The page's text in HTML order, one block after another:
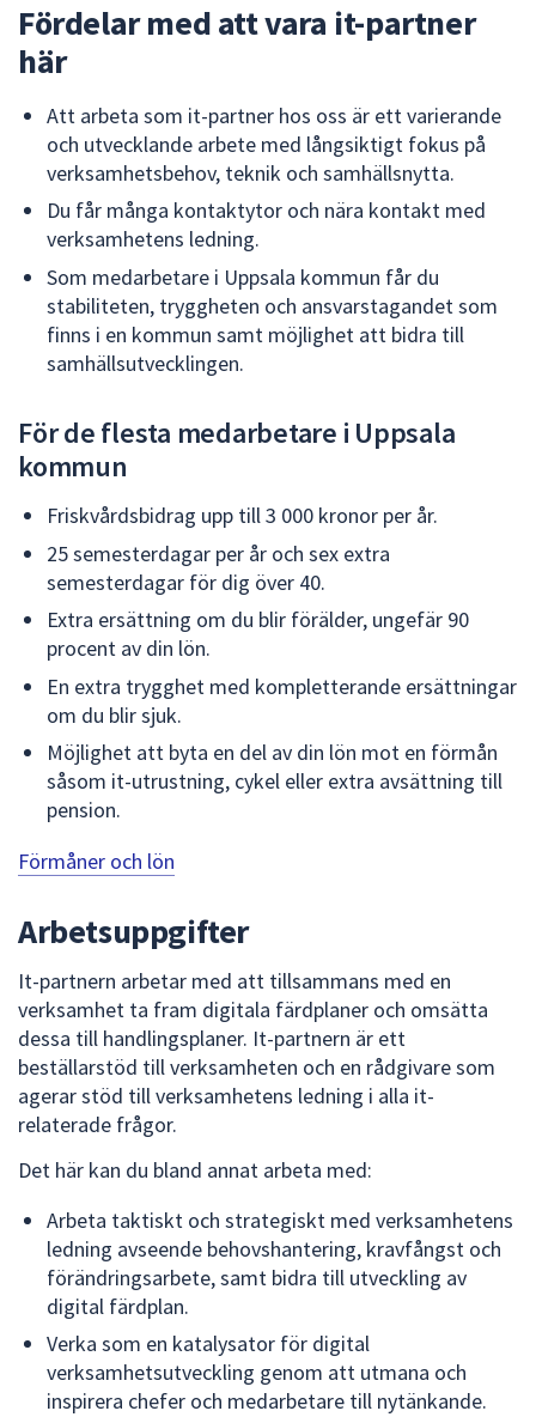
Använd
att
navigera
mellan
sökförslagen
för
att
välja
dem.
Fördelar med att vara it-partner
här
Att arbeta som it-partner hos oss är ett varierande
och utvecklande arbete med långsiktigt fokus på
verksamhetsbehov, teknik och samhällsnytta.
Du får många kontaktytor och nära kontakt med
verksamhetens ledning.
Som medarbetare i Uppsala kommun får du
stabiliteten, tryggheten och ansvarstagandet som
finns i en kommun samt möjlighet att bidra till
samhällsutvecklingen.
För de flesta medarbetare i Uppsala
kommun
Friskvårdsbidrag upp till 3 000 kronor per år.
25 semesterdagar per år och sex extra
semesterdagar för dig över 40.
Extra ersättning om du blir förälder, ungefär 90
procent av din lön.
En extra trygghet med kompletterande ersättningar
om du blir sjuk.
Möjlighet att byta en del av din lön mot en förmån
såsom it-utrustning, cykel eller extra avsättning till
pension.
Förmåner och lön
Arbetsuppgifter
It-partnern arbetar med att tillsammans med en
verksamhet ta fram digitala färdplaner och omsätta
dessa till handlingsplaner. It-partnern är ett
beställarstöd till verksamheten och en rådgivare som
agerar stöd till verksamhetens ledning i alla it-
relaterade frågor.
Det här kan du bland annat arbeta med:
Arbeta taktiskt och strategiskt med verksamhetens
ledning avseende behovshantering, kravfångst och
förändringsarbete, samt bidra till utveckling av
digital färdplan.
Verka som en katalysator för digital
verksamhetsutveckling genom att utmana och
inspirera chefer och medarbetare till nytänkande.